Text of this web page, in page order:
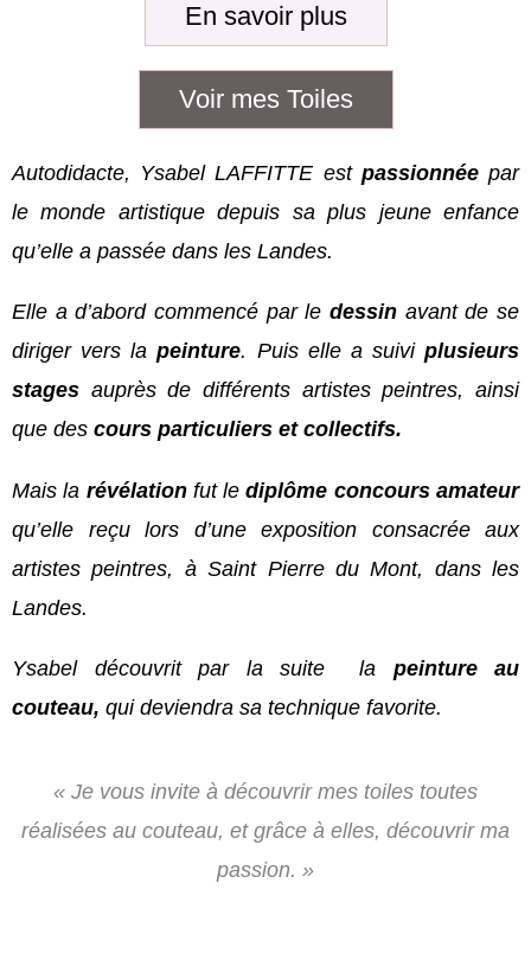
En savoir plus
Voir mes Toiles
Autodidacte, Ysabel LAFFITTE est passionnéepar
le monde artistique depuis sa plus jeune enfance
qu’elle a passée dans les Landes.
Elle a d’abord commencé par le dessin avant de se
diriger vers lapeinture. Puis elle a suivi plusieurs
stages auprès de différents artistes peintres, ainsi
que des cours particuliers et collectifs.
Mais la révélation fut lediplôme concours amateur
qu’elle reçu lors d’une exposition consacrée aux
artistes peintres, à Saint Pierre du Mont, dans les
Landes.
Ysabel découvrit par la suite la peinture au
couteau, qui deviendra sa technique favorite.
« Je vous invite à découvrir mes toiles toutes
réalisées au couteau, et grâce à elles, découvrir ma
passion. »